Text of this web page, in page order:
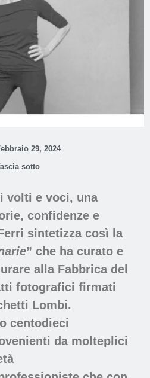
29, 2024
sotto
volti e voci, una
confidenze e
sintetizza così la
” che ha curato e
alla Fabbrica del
fotografici firmati
Lombi.
centodieci
da molteplici